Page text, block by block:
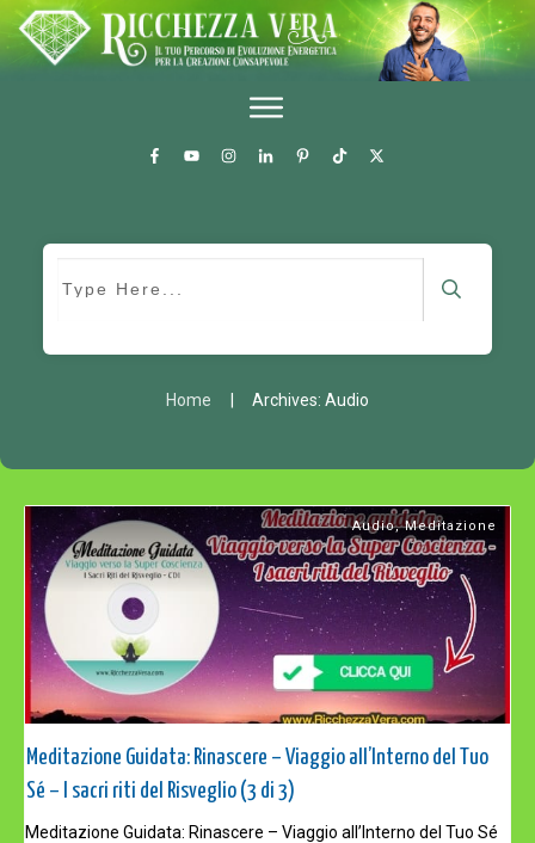
Home Archives: Audio
Audio,Meditazione
Meditazione Guidata: Rinascere – Viaggio all’Interno del Tuo
Sé – I sacri riti del Risveglio (3 di 3)
Meditazione Guidata: Rinascere – Viaggio all’Interno del Tuo Sé